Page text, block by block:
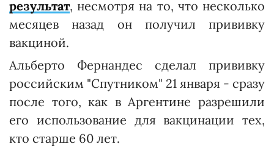
результат, несмотря на то, что несколько
месяцев назад он получил прививку
вакциной.
Альберто Фернандес сделал прививку
российским "Спутником" 21 января - сразу
после того, как в Аргентине разрешили
его использование для вакцинации тех,
кто старше 60 лет.